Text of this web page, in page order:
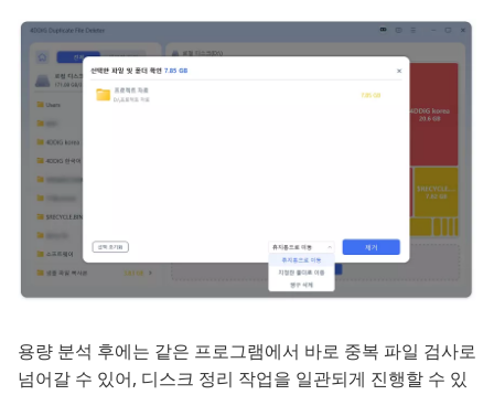
용량 분석 후에는 같은 프로그램에서 바로 중복 파일 검사로
넘어갈 수 있어, 디스크 정리 작업을 일관되게 진행할 수 있